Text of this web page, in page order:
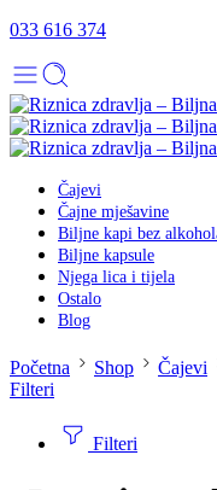
033 616 374
Čajevi
Čajne mješavine
Biljne kapi bez
Biljne kapsule
Njega lica i tijela
Ostalo
Blog
Početna Shop Čajevi
Filteri
Filteri